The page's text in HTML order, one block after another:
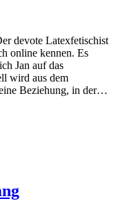
devote Latexfetischist
online kennen. Es
Jan auf das
wird aus dem
Beziehung, in der…